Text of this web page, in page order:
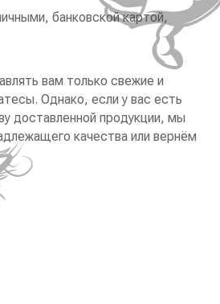
банковской картой,
вам только свежие и
Однако, если у вас есть
доставленной продукции, мы
качества или вернём